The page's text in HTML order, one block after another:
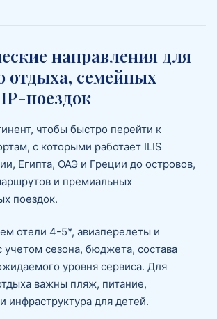
направления для
отдыха, семейных
поездок
чтобы быстро перейти к
с которыми работает ILIS
Египта, ОАЭ и Греции до островов,
и премиальных
поездок.
отели 4-5*, авиаперелеты и
учетом сезона, бюджета, состава
уровня сервиса. Для
важны пляж, питание,
инфраструктура для детей.